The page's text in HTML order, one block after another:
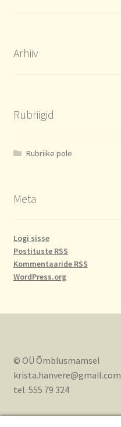
Arhiiv
Rubriigid
Rubriike pole
Meta
Logi sisse
Postituste RSS
Kommentaaride RSS
WordPress.org
© OÜ Õmblusmamsel
krista.hanvere@gmail.com
tel. 555 79 324